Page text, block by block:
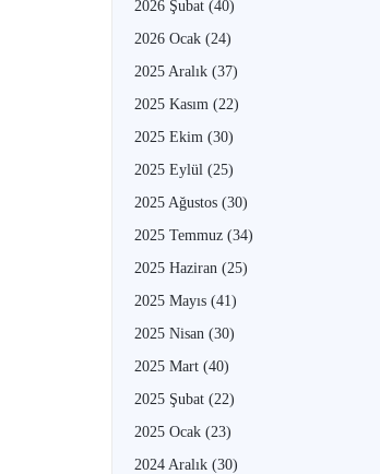
2026 Şubat (40)
2026 Ocak (24)
2025 Aralık (37)
2025 Kasım (22)
2025 Ekim (30)
2025 Eylül (25)
2025 Ağustos (30)
2025 Temmuz (34)
2025 Haziran (25)
2025 Mayıs (41)
2025 Nisan (30)
2025 Mart (40)
2025 Şubat (22)
2025 Ocak (23)
2024 Aralık (30)